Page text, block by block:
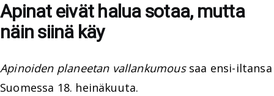
Apinat eivät halua sotaa, mutta
näin siinä käy
Apinoiden planeetan vallankumoussaa ensi-iltansa
Suomessa 18. heinäkuuta.